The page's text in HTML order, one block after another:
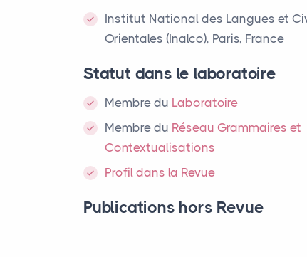
Institut National des Langues et
Orientales (Inalco), Paris, France
Statut dans le laboratoire
Membre du Laboratoire
Membre du Réseau Grammaires et
Contextualisations
Profil dans la Revue
Publications hors Revue